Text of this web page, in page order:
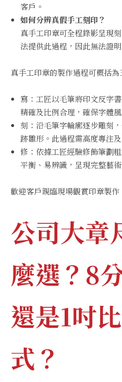
客戶。
如何分辨真假手工刻印？
真手工印章可全程錄影呈現
法提供此過程，因此無法證
真手工印章的製作過程可概括為
寫：工匠以毛筆將印文反字
精確及比例合理，確保字體
刻：沿毛筆字輪廓逐步雕刻
跡雛形。此過程需高度專注
修：依據工匠經驗修飾筆劃
平衡、易辨識，呈現完整藝
歡迎客戶親臨現場觀賞印章製作
公司大章
麼選？8
還是1吋
式？